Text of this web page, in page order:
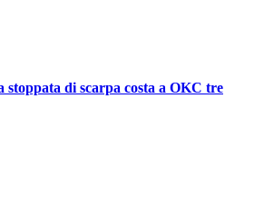
stoppata di scarpa costa a OKC tre